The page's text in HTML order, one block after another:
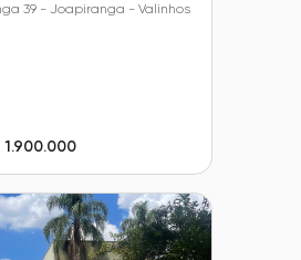
39 - Joapiranga - Valinhos
1.900.000